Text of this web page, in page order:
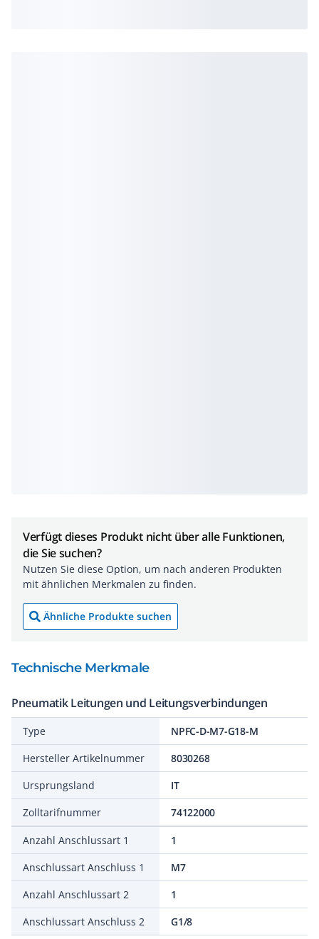
Verfügt dieses Produkt nicht über alle Funktionen,
die Sie suchen?
Nutzen Sie diese Option, um nach anderen Produkten
mit ähnlichen Merkmalen zu finden.
Ähnliche Produkte suchen
Technische Merkmale
Pneumatik Leitungen und Leitungsverbindungen
Type
NPFC-D-M7-G18-M
Hersteller Artikelnummer
8030268
Ursprungsland
IT
Zolltarifnummer
74122000
Anzahl Anschlussart 1
1
Anschlussart Anschluss 1
M7
Anzahl Anschlussart 2
1
Anschlussart Anschluss 2
G1/8